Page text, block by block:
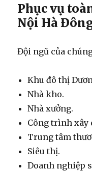
Phục vụ
Nội Hà
Đội ngũ của
Khu đô thị
Nhà kho.
Nhà xưởng.
Công trình xây
Trung tâm
Siêu thị.
Doanh nghiệp